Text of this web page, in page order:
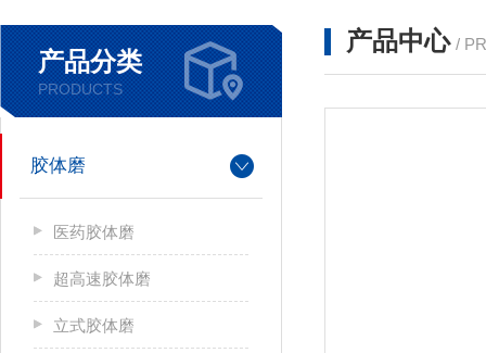
产品分类
PRODUCTS
胶体磨
医药胶体磨
超高速胶体磨
立式胶体磨
产品中心 /